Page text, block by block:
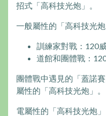
招式「高科技光炮」。
一般屬性的「高科技光炮
訓練家對戰：120
道館和團體戰：
團體戰中遇見的「蓋諾
屬性的「高科技光炮」。
電屬性的「高科技光炮」